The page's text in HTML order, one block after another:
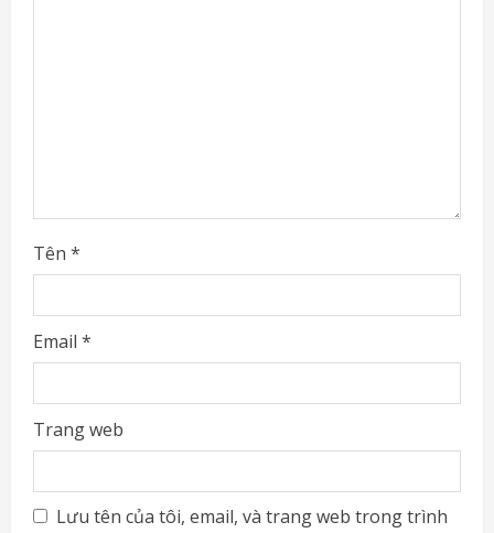
g
Tên *
Email *
Trang web
Lưu tên của tôi, email, và trang web trong trình